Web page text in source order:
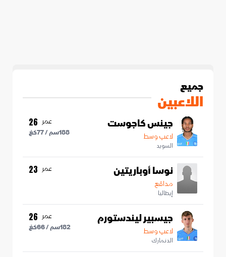
جميع
اللاعبين
جينس كاجوست
لاعب وسط
السويد
عمر 26
188سم /77كغ
نوسا أوباريتين
مدافع
إيطاليا
عمر 23
جيسبير ليندستورم
لاعب وسط
الدنمارك
عمر 26
182سم /66كغ